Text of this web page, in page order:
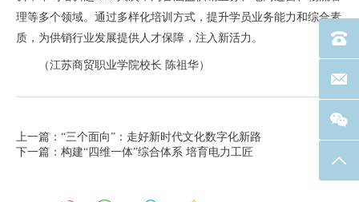
理等多个领域。通过多样化培训方式，提升学员业务能力和综合素
质，为供销行业发展提供人才保障，注入新活力。
（江苏商贸职业学院校长 陈祖华）
上一篇：“三个面向”：走好新时代文化数字化新路
下一篇：构建“四维一体”综合体系 培育电力工匠
电话
联系
返回